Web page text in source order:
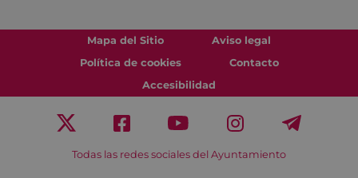
Mapa del Sitio
Aviso legal
Política de cookies
Contacto
Accesibilidad
Todas las redes sociales del Ayuntamiento